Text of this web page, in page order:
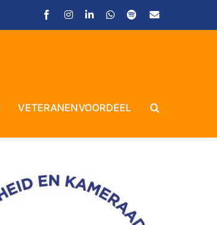
FacebookInstagramLinkedInWhatsApp
SpotifyE-
VETERANENVOORDEEL